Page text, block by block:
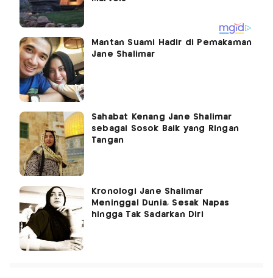
Mantan Suami Hadir di Pemakaman
Jane Shalimar
Sahabat Kenang Jane Shalimar
sebagai Sosok Baik yang Ringan
Tangan
Kronologi Jane Shalimar
Meninggal Dunia, Sesak Napas
hingga Tak Sadarkan Diri